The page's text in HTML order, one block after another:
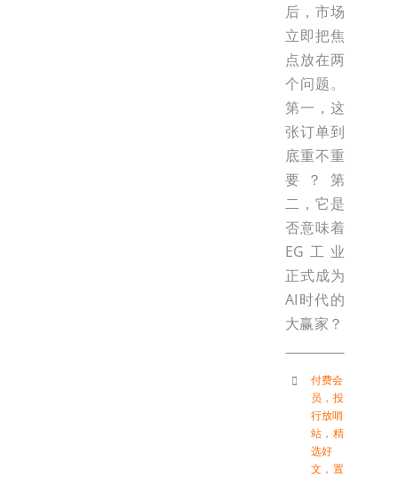
后，市场
立即把焦
点放在两
个问题。
第一，这
张订单到
底重不重
要？第
二，它是
否意味着
EG工业
正式成为
AI时代的
大赢家？
付费会
员 ， 投
行放哨
站 ， 精
选好
文 ， 置